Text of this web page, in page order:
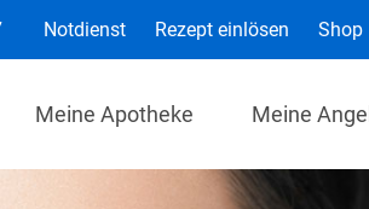
Notdienst Rezept einlösen Shop
Meine Apotheke Meine